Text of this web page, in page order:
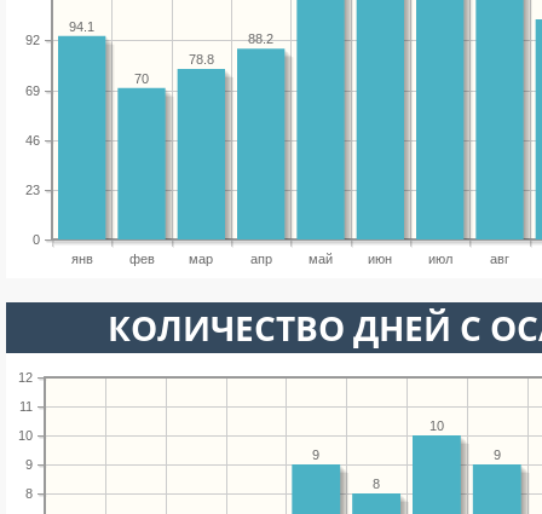
янв фев мар апр май июн июл авг
0
23
46
69
92
88.2
78.8
70
94.1
КОЛИЧЕСТВО ДНЕЙ С
8
9
10
11
12
9
10
8
9